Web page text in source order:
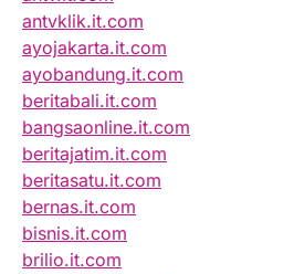
antvklik.it.com
ayojakarta.it.com
ayobandung.it.com
beritabali.it.com
bangsaonline.it.com
beritajatim.it.com
beritasatu.it.com
bernas.it.com
bisnis.it.com
brilio.it.com